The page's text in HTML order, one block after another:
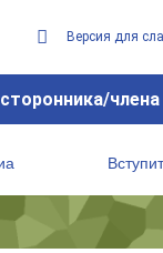
Версия для